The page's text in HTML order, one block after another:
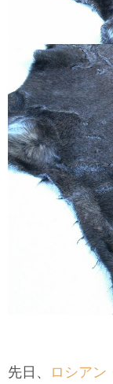
先日、
ロシアン